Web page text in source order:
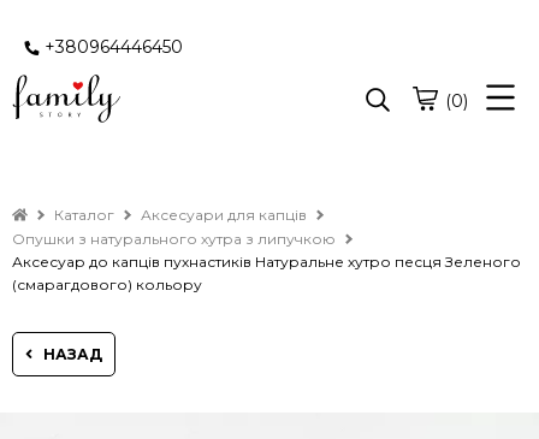
+380964446450
(0)
Каталог
Аксесуари для капців
Опушки з натурального хутра з липучкою
Аксесуар до капців пухнастиків Натуральне хутро песця Зеленого
(смарагдового) кольору
НАЗАД